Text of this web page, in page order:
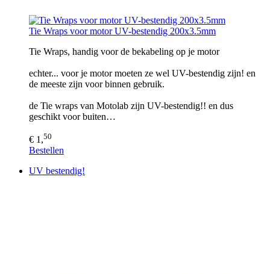
Tie Wraps voor motor UV-bestendig 200x3.5mm
Tie Wraps, handig voor de bekabeling op je motor
echter... voor je motor moeten ze wel UV-bestendig zijn! en
de meeste zijn voor binnen gebruik.
de Tie wraps van Motolab zijn UV-bestendig!! en dus
geschikt voor buiten…
€ 1,50
Bestellen
UV bestendig!